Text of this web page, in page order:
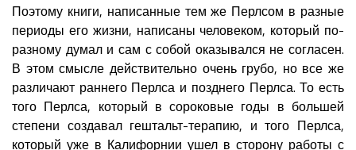
Поэтому книги, написанные тем же Перлсом в разные
периоды его жизни, написаны человеком, который по-
разному думал и сам с собой оказывался не согласен.
В этом смысле действительно очень грубо, но все же
различают раннего Перлса и позднего Перлса. То есть
того Перлса, который в сороковые годы в большей
степени создавал гештальт-терапию, и того Перлса,
который уже в Калифорнии ушел в сторону работы с